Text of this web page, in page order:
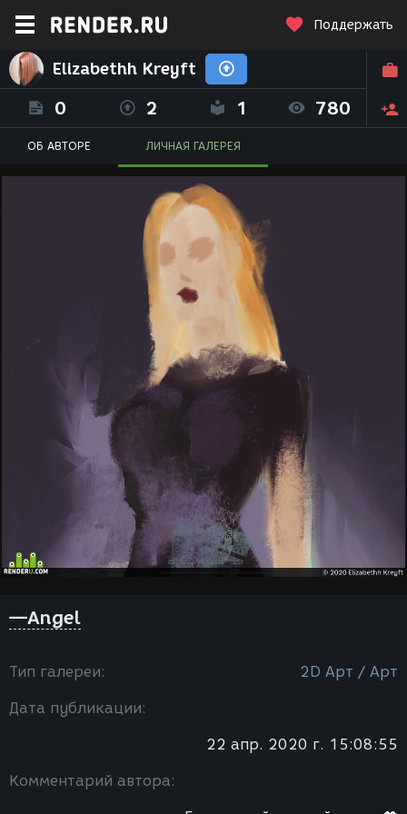
Поддержать
Elizabethh Kreyft
0 2 1 780
ОБ АВТОРЕ ЛИЧНАЯ ГАЛЕРЕЯ
—Angel
Тип галереи: 2D Арт / Арт
Дата публикации:
22 апр. 2020 г. 15:08:55
Комментарий автора: